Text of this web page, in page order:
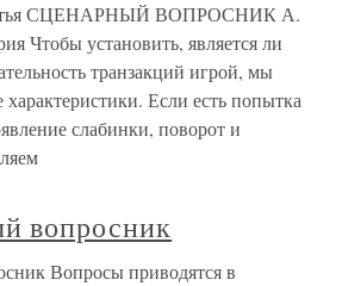
СЦЕНАРНЫЙ ВОПРОСНИК А.
Чтобы установить, является ли
транзакций игрой, мы
Если есть попытка
слабинки, поворот и
вопросник
Вопросы приводятся в